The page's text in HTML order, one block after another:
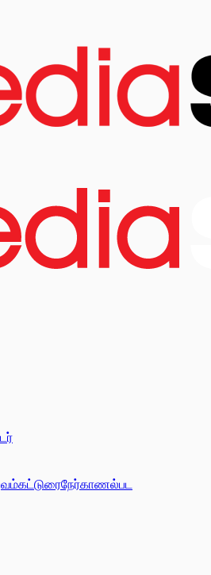
கட்டுரைநேர்காணல்பட